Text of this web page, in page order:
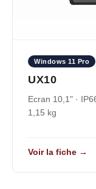
Windows 11 Pro
UX10
Ecran 10,1" ·
1,15 kg
Voir la fiche →